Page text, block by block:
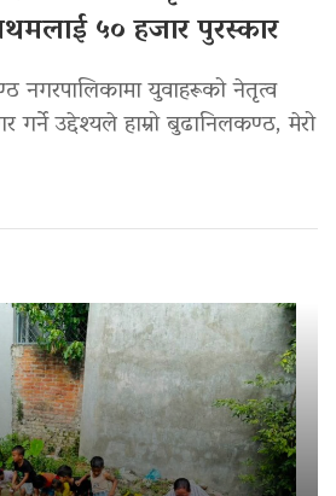
५० हजार पुरस्कार
नगरपालिकामा युवाहरूको नेतृत्व
गर्ने उद्देश्यले हाम्रो बुढानिलकण्ठ, मेरो